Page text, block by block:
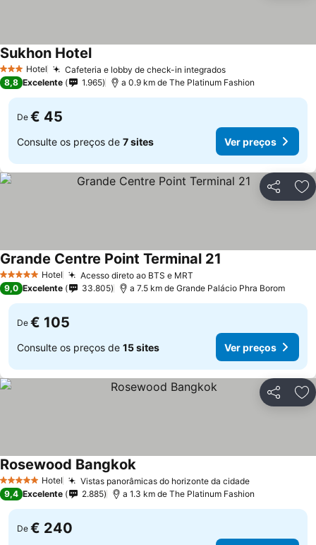
3 EstrelasHotel Cafeteria e lobby de check-in integrados
Sukhon Hotel
8,8 Excelente 1.965 a 0.9 km de The Platinum Fashion
De € 45
Consulte os preços de 7 sites Ver preços
Partilhar
5 Estrelas Hotel Acesso direto ao BTS e MRT
Grande Centre Point Terminal 21
9,0 Excelente 33.805 a 7.5 km de Grande Palácio Phra Borom
De € 105
Consulte os preços de 15 sites Ver preços
Partilhar
5 Estrelas Hotel Vistas panorâmicas do horizonte da cidade
Rosewood Bangkok
9,4 Excelente 2.885 a 1.3 km de The Platinum Fashion
De € 240